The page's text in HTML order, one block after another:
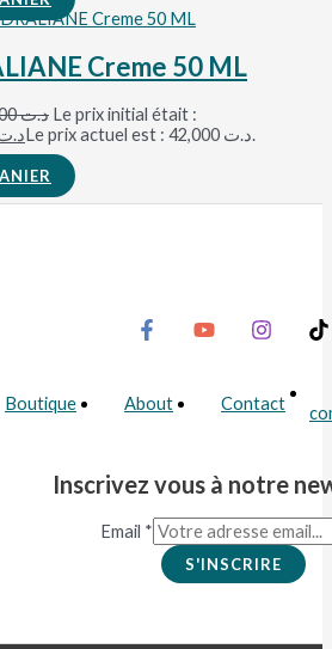
Creme 50 ML
د.ت46,000
Le prix initial était :
Le prix actuel est : د.ت 42,000.
Boutique About Contact
Inscrivez vous à notre
Email *
S'INSCRIRE